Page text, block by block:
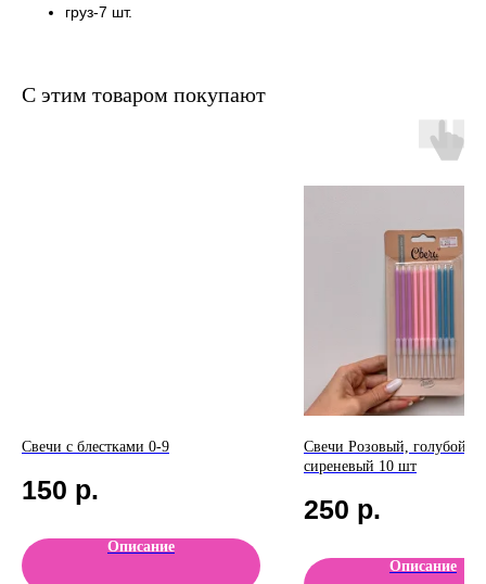
груз-7 шт.
С этим товаром покупают
Свечи с блестками 0-9
150 р.
Описание
Свечи Розовый, голубой,
сиреневый 10 шт
250 р.
Описание